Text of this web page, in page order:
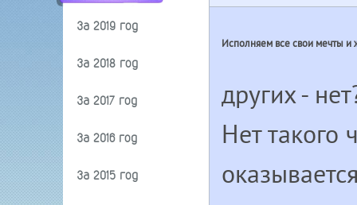
За 2019 год
За 2018 год
За 2017 год
За 2016 год
За 2015 год
Исполняем все свои мечты и
других -
Нет такого